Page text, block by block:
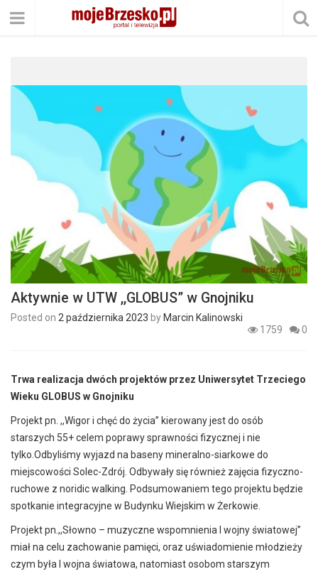
Aktywnie w UTW ,,GLOBUS” w Gnojniku
Posted on 2 października 2023 by Marcin Kalinowski
1759
0
Trwa realizacja dwóch projektów przez Uniwersytet Trzeciego
Wieku GLOBUS w Gnojniku
Projekt pn. ,,Wigor i chęć do życia” kierowany jest do osób
starszych 55+ celem poprawy sprawności fizycznej i nie
tylko.Odbyliśmy wyjazd na baseny mineralno-siarkowe do
miejscowości Solec-Zdrój. Odbywały się również zajęcia fizyczno-
ruchowe z noridic walking. Podsumowaniem tego projektu będzie
spotkanie integracyjne w Budynku Wiejskim w Żerkowie.
Projekt pn.,,Słowno – muzyczne wspomnienia I wojny światowej”
miał na celu zachowanie pamięci, oraz uświadomienie młodzieży
czym była I wojna światowa, natomiast osobom starszym